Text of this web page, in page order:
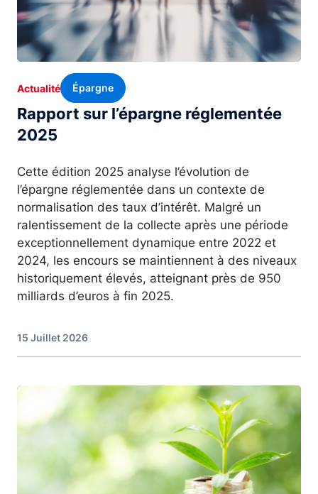
Rapport sur l’épargne réglementée
2025
Actualité Épargne
Cette édition 2025 analyse l’évolution de
l’épargne réglementée dans un contexte de
normalisation des taux d’intérêt. Malgré un
ralentissement de la collecte après une période
exceptionnellement dynamique entre 2022 et
2024, les encours se maintiennent à des niveaux
historiquement élevés, atteignant près de 950
milliards d’euros à fin 2025.
15 Juillet 2026